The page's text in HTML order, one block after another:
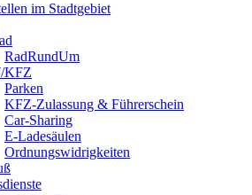
im Stadtgebiet
RadRundUm
KFZ
Parken
KFZ-Zulassung & Führerschein
Car-Sharing
E-Ladesäulen
Ordnungswidrigkeiten